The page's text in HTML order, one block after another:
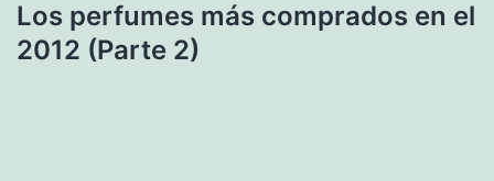
Los perfumes más comprados en el
2012 (Parte 2)